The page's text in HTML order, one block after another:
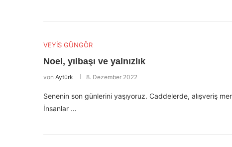
VEYİS GÜNGÖR
Noel, yılbaşı ve yalnızlık
von Aytürk 8. Dezember 2022
Senenin son günlerini yaşıyoruz. Caddelerde, alışveriş
İnsanlar …